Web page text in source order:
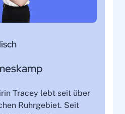
Tracey lebt seit über
Ruhrgebiet. Seit